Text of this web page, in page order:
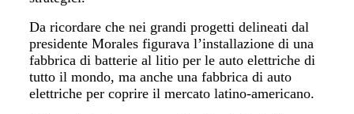
Da ricordare che nei grandi progetti delineati dal
presidente Morales figurava l’installazione di una
fabbrica di batterie al litio per le auto elettriche di
tutto il mondo, ma anche una fabbrica di auto
elettriche per coprire il mercato latino-americano.